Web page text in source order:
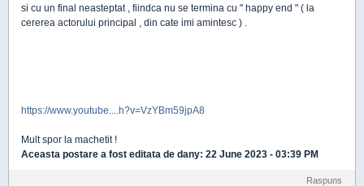
si cu un final neasteptat , fiindca nu se termina cu " happy end " ( la
cererea actorului principal , din cate imi amintesc ) .
https://www.youtube....h?v=VzYBm59jpA8
Mult spor la machetit !
Aceasta postare a fost editata de dany: 22 June 2023 - 03:39 PM
Raspuns